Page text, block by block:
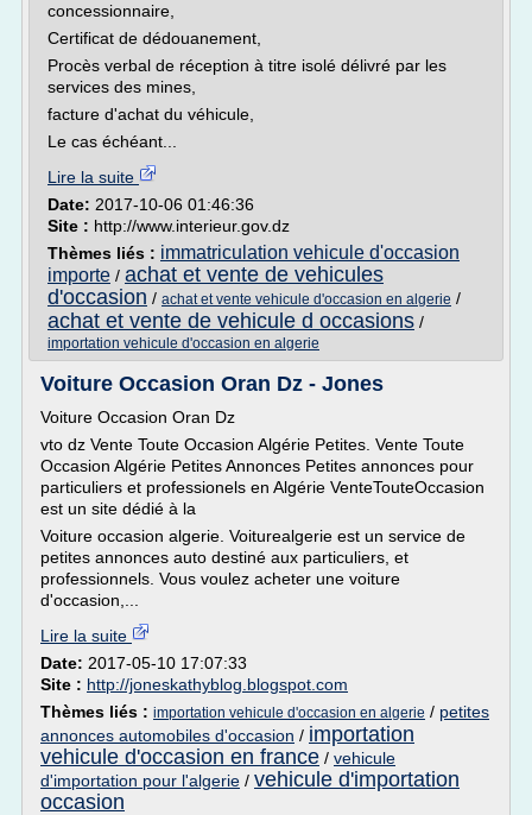
concessionnaire,
Certificat de dédouanement,
Procès verbal de réception à titre isolé délivré par les
services des mines,
facture d'achat du véhicule,
Le cas échéant...
Lire la suite
Date: 2017-10-06 01:46:36
Site : http://www.interieur.gov.dz
Thèmes liés : immatriculation vehicule d'occasion
importe / achat et vente de vehicules
d'occasion / achat et vente vehicule d'occasion en algerie /
achat et vente de vehicule d occasions /
importation vehicule d'occasion en algerie
Voiture Occasion Oran Dz - Jones
Voiture Occasion Oran Dz
vto dz Vente Toute Occasion Algérie Petites. Vente Toute
Occasion Algérie Petites Annonces Petites annonces pour
particuliers et professionels en Algérie VenteTouteOccasion
est un site dédié à la
Voiture occasion algerie. Voiturealgerie est un service de
petites annonces auto destiné aux particuliers, et
professionnels. Vous voulez acheter une voiture
d'occasion,...
Lire la suite
Date: 2017-05-10 17:07:33
Site : http://joneskathyblog.blogspot.com
Thèmes liés : importation vehicule d'occasion en algerie / petites
annonces automobiles d'occasion / importation
vehicule d'occasion en france / vehicule
d'importation pour l'algerie / vehicule d'importation
occasion